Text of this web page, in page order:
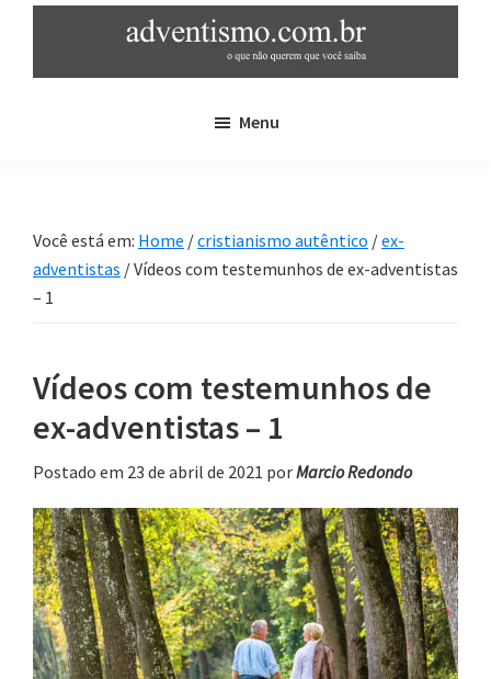
main
sidebar
que
você
Menu
Você está em: Home /cristianismo autêntico /ex-
adventistas /Vídeos com testemunhos de ex-adventistas
– 1
Vídeos com testemunhos de
ex-adventistas – 1
Postado em 23 de abril de 2021 porMarcio Redondo